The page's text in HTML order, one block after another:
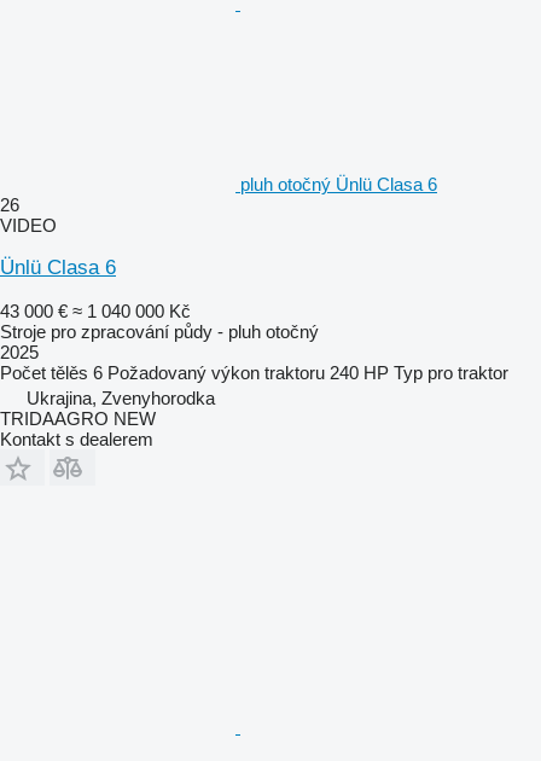
pluh otočný Ünlü Clasa 6
26
VIDEO
Ünlü Clasa 6
43 000 € ≈ 1 040 000 Kč
Stroje pro zpracování půdy - pluh otočný
2025
Počet tělěs 6 Požadovaný výkon traktoru 240 HP Typ pro traktor
Ukrajina, Zvenyhorodka
TRIDAAGRO NEW
Kontakt s dealerem